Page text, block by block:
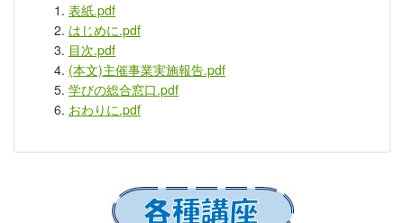
表紙.pdf
はじめに.pdf
目次.pdf
(本文)主催事業実施報告.pdf
学びの総合窓口.pdf
おわりに.pdf